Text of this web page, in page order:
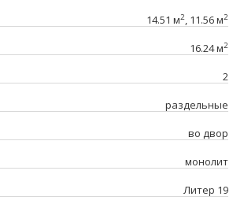
14.51 м2, 11.56 м2
16.24 м2
2
раздельные
во двор
монолит
Литер 19